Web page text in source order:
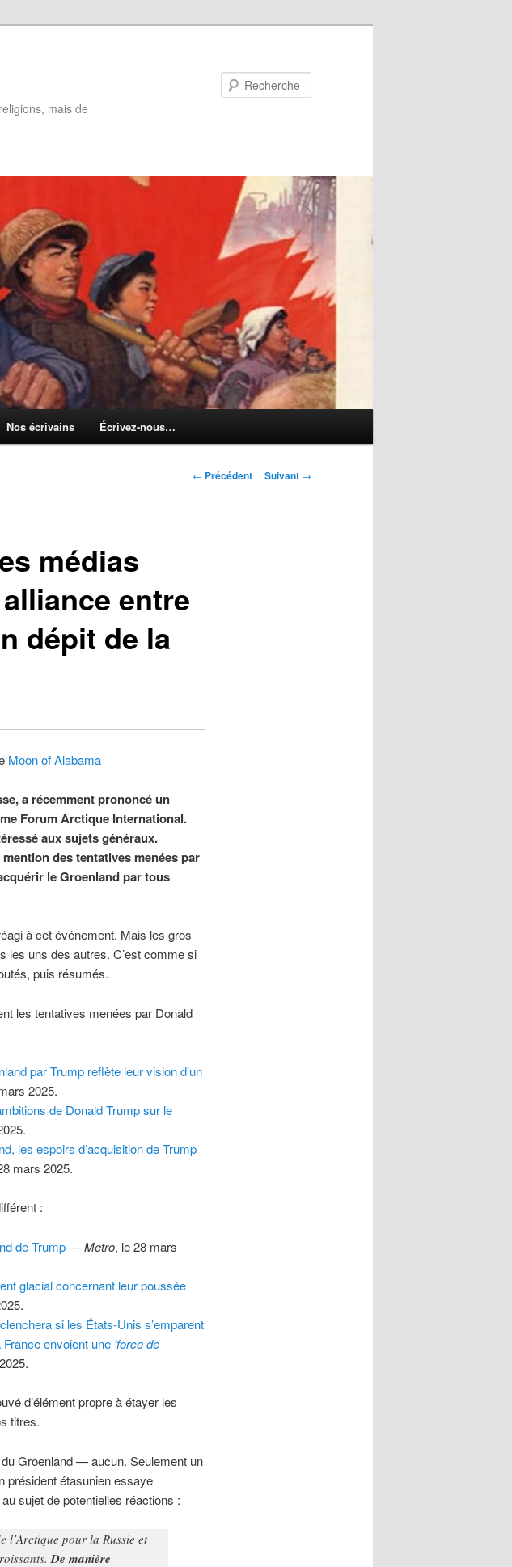
mais de
Nos écrivains Écrivez-nous…
Navigation
← Précédent Suivant →
médias
entre
dépit de la
Moon of Alabama
a récemment prononcé un
Forum Arctique International.
aux sujets généraux.
des tentatives menées par
le Groenland par tous
à cet événement. Mais les gros
les uns des autres. C’est comme si
puis résumés.
les tentatives menées par Donald
par Trump reflète leur vision d’un
2025.
de Donald Trump sur le
les espoirs d’acquisition de Trump
mars 2025.
:
de Trump—Metro, le 28 mars
glacial concernant leur poussée
si les États-Unis s’emparent
envoient une ‘force de
d’élément propre à étayer les
titres.
Groenland — aucun. Seulement un
président étasunien essaye
sujet de potentielles réactions :
l’Arctique pour la Russie et
De manière